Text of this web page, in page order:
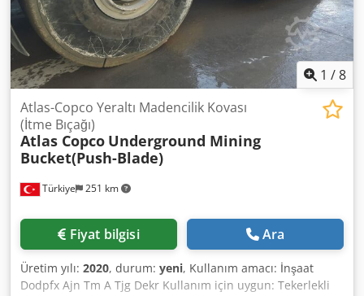
1 /8
Türkiye 251 km
Atlas-Copco Yeraltı Madencilik Kovası
(İtme Bıçağı)
Atlas Copco Underground Mining
Bucket(Push-Blade)
Fiyat bilgisi Ara
Üretim yılı: 2020, durum: yeni, Kullanım amacı: İnşaat
Dodpfx Ajn Tm A Tjg Dekr Kullanım için uygun: Tekerlekli